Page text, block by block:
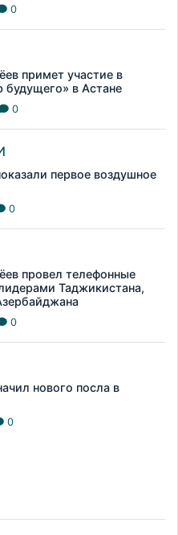
0
примет участие в
будущего» в Астане
0
первое воздушное
0
провел телефонные
Таджикистана,
0
нового посла в
0